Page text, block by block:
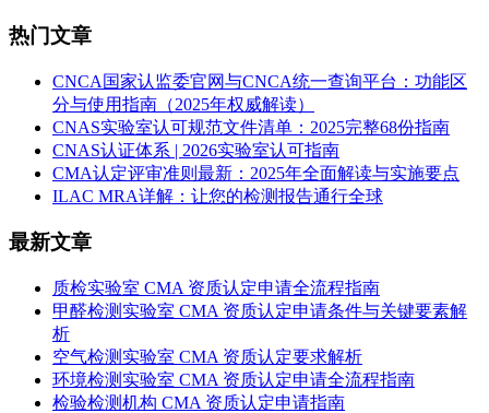
热门文章
CNCA国家认监委官网与CNCA统一查询平台：功能区
分与使用指南（2025年权威解读）
CNAS实验室认可规范文件清单：2025完整68份指南
CNAS认证体系 | 2026实验室认可指南
CMA认定评审准则最新：2025年全面解读与实施要点
ILAC MRA详解：让您的检测报告通行全球
最新文章
质检实验室 CMA 资质认定申请全流程指南
甲醛检测实验室 CMA 资质认定申请条件与关键要素解
析
空气检测实验室 CMA 资质认定要求解析
环境检测实验室 CMA 资质认定申请全流程指南
检验检测机构 CMA 资质认定申请指南